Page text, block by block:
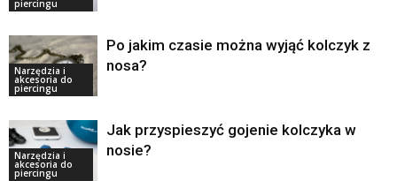
piercingu
Narzędzia i
akcesoria do
piercingu
Po jakim czasie można wyjąć kolczyk z
nosa?
Narzędzia i
akcesoria do
piercingu
Jak przyspieszyć gojenie kolczyka w
nosie?